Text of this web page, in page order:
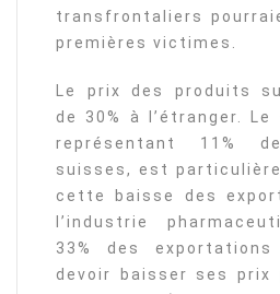
transfrontaliers
premières victimes.
Le prix des produits
de 30% à l’étranger.
représentant 11%
suisses, est
cette baisse des
l’industrie
33% des
devoir baisser ses prix